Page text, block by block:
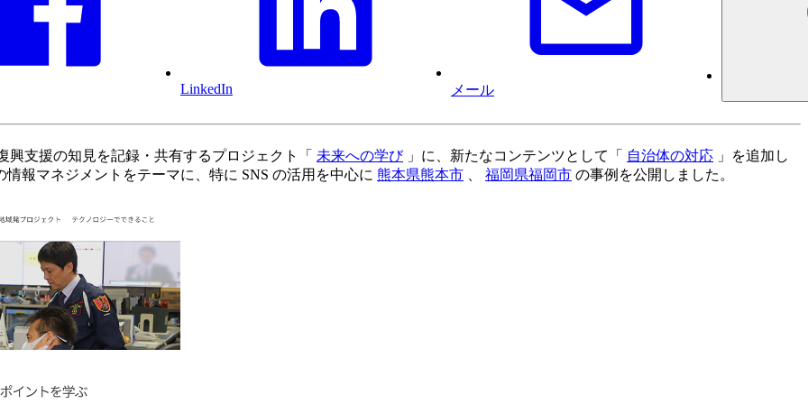
LinkedIn メール
興支援の知見を記録・共有するプロジェクト「 未来への学び」に、新たなコンテンツとして「 自治体の対応 」を追加し
報マネジメントをテーマに、特に SNS の活用を中心に 熊本県熊本市 、 福岡県福岡市 の事例を公開しました。